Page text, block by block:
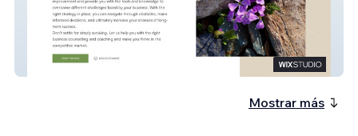
Thrive Business
Mostrar más